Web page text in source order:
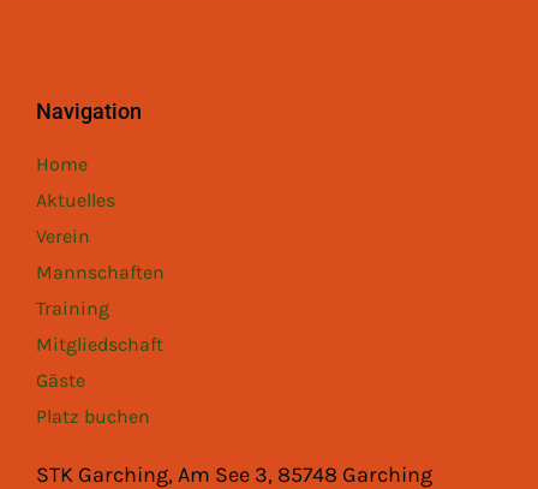
Navigation
Home
Aktuelles
Verein
Mannschaften
Training
Mitgliedschaft
Gäste
Platz buchen
STK Garching, Am See 3, 85748 Garching